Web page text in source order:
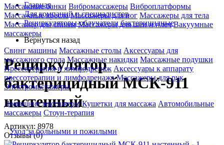
Массажные банки Вибромассажеры Виброплатформы
Массажные кресла Массажеры для ног Массажеры для тела
Массажер для спины Массажеры для шеи и плеч Вакуумные
массажеры
Свинг машины Массажные столы Аксессуары для
массажного стола Массажные накидки Массажные подушки
Прессотерапия и лимфодренаж Аксессуары к аппарату
прессотерапии и лимфодренажа Массажеры для рук
Электромассажеры
Домашние массажеры Кушетки для массажа Автомобильные
массажеры Стоун-терапия
Уход за больными и пожилыми
Главная
Для компаний и специалистов
Рециркуляторы-облучатели бактерицидные
Вернуться назад
Рециркулятор
бактерицидный МСК-911
настенный
Артикул: 8978
Отзывы (0)